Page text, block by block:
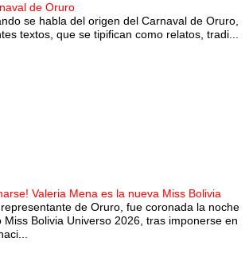
de Oruro
se habla del origen del Carnaval de Oruro,
textos, que se tipifican como relatos, tradi...
Valeria Mena es la nueva Miss Bolivia
de Oruro, fue coronada la noche
Bolivia Universo 2026, tras imponerse en